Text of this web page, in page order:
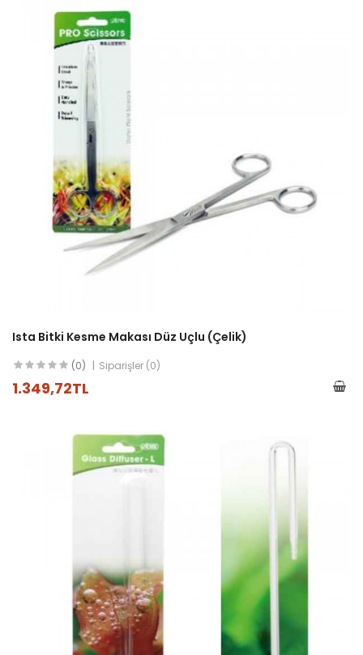
Ista Bitki Kesme Makası Düz Uçlu (çelik)
(0) Siparişler (0)
1.349,72TL